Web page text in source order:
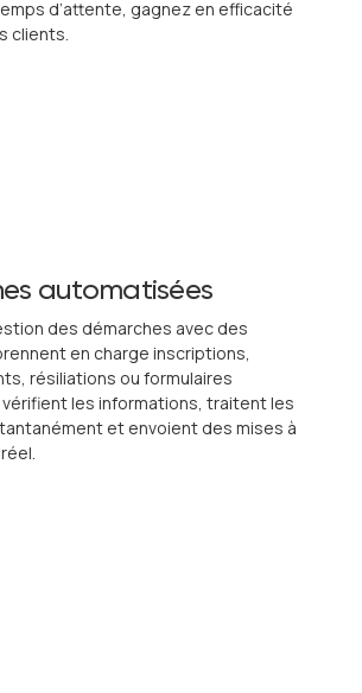
d’attente, gagnez en efficacité
clients.
automatisées
des démarches avec des
en charge inscriptions,
résiliations ou formulaires
vérifient les informations, traitent les
et envoient des mises à